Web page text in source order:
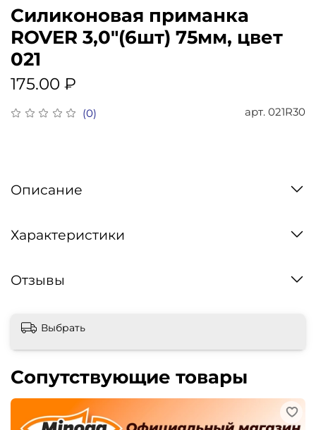
(0) арт. 021R30
Силиконовая приманка
ROVER 3,0"(6шт) 75мм, цвет
021
175.00 ₽
Описание
Характеристики
Отзывы
Выбрать
Сопутствующие товары